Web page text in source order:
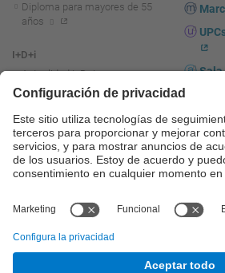
Diploma para mayores de 55
años
I+D+i
Actualidad I+D+I
La investigación en la UPC
Fomento y apoyo a la
investigación
La transferencia, el
emprendimiento y la innovación
en la UPC
transferencia, el emprendimiento
Servicios a las empresas
Servicios Científico-técnicos
Sala